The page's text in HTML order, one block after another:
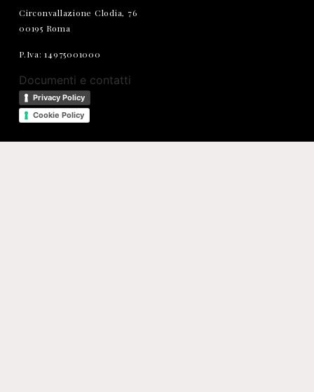
Circonvallazione Clodia, 76
00195 Roma
P.Iva: 14975001000
Documenti e contatti
Privacy Policy
Cookie Policy